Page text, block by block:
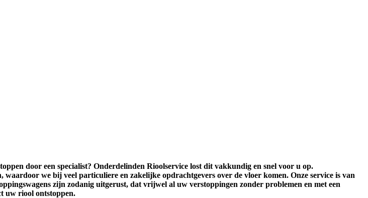
door een specialist? Onderdelinden Rioolservice lost dit vakkundig en snel voor u op.
we bij veel particuliere en zakelijke opdrachtgevers over de vloer komen. Onze service is van
zijn zodanig uitgerust, dat vrijwel al uw verstoppingen zonder problemen en met een
uw riool ontstoppen.